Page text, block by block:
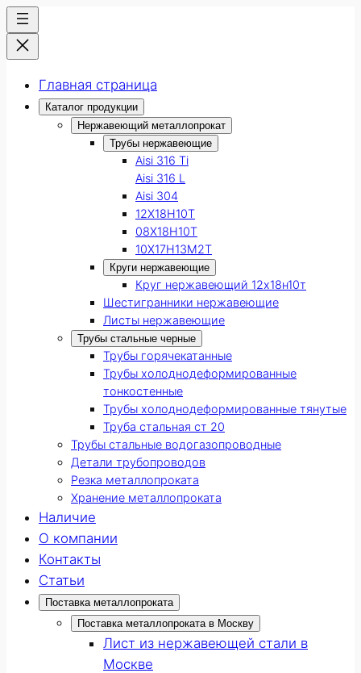
Главная страница
Каталог продукции
Нержавеющий металлопрокат
Трубы нержавеющие
Aisi 316 Ti
Aisi 316 L
Aisi 304
12Х18Н10Т
08Х18Н10Т
10Х17Н13М2Т
Круги нержавеющие
Круг нержавеющий 12х18н10т
Шестигранники нержавеющие
Листы нержавеющие
Трубы стальные черные
Трубы горячекатанные
Трубы холоднодеформированные
тонкостенные
Трубы холоднодеформированные тянутые
Труба стальная ст 20
Трубы стальные водогазопроводные
Детали трубопроводов
Резка металлопроката
Хранение металлопроката
Наличие
О компании
Контакты
Статьи
Поставка металлопроката
Поставка металлопроката в Москву
Лист из нержавеющей стали в
Москве